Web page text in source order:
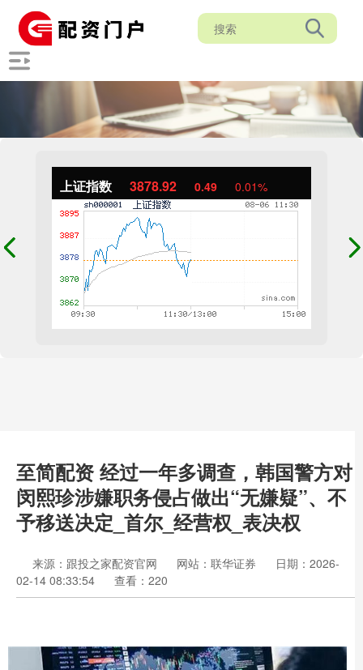
上证指数 3878.92 0.49 0.01%
至简配资 经过一年多调查，韩国警方对
闵熙珍涉嫌职务侵占做出“无嫌疑”、不
予移送决定_首尔_经营权_表决权
来源：跟投之家配资官网 网站：联华证券
日期：2026-
02-14 08:33:54
查看：220